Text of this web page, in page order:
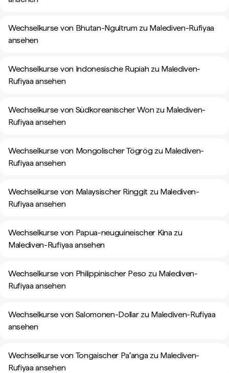
Wechselkurse von Bhutan-Ngultrum zu Malediven-Rufiyaa
ansehen
Wechselkurse von Indonesische Rupiah zu Malediven-
Rufiyaa ansehen
Wechselkurse von Südkoreanischer Won zu Malediven-
Rufiyaa ansehen
Wechselkurse von Mongolischer Tögrög zu Malediven-
Rufiyaa ansehen
Wechselkurse von Malaysischer Ringgit zu Malediven-
Rufiyaa ansehen
Wechselkurse von Papua-neuguineischer Kina zu
Malediven-Rufiyaa ansehen
Wechselkurse von Philippinischer Peso zu Malediven-
Rufiyaa ansehen
Wechselkurse von Salomonen-Dollar zu Malediven-Rufiyaa
ansehen
Wechselkurse von Tongaischer Paʻanga zu Malediven-
Rufiyaa ansehen